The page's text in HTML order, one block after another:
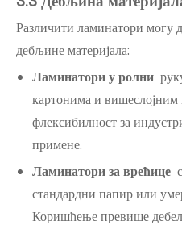
Различити ламинатори могу
дебљине материјала:
Ламинатори у ролни
картонима и вишеслојним
флексибилност за
примене.
Ламинатори за врећице
стандардни папир или
Коришћење превише